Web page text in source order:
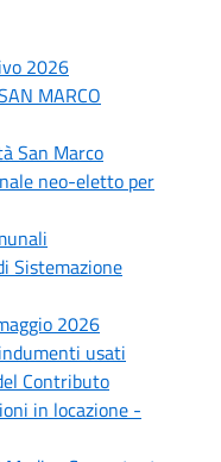
2026
MARCO
San Marco
neo-eletto per
Sistemazione
2026
usati
Contributo
in locazione -